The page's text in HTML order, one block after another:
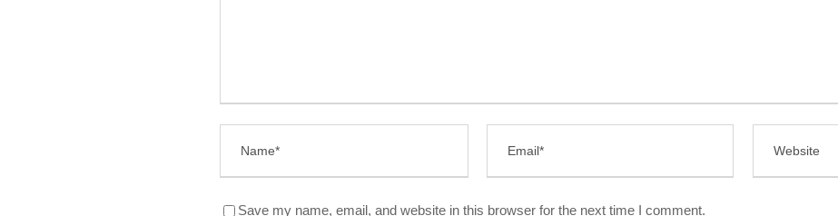
Save my name, email, and website in this browser for the next time I comment.